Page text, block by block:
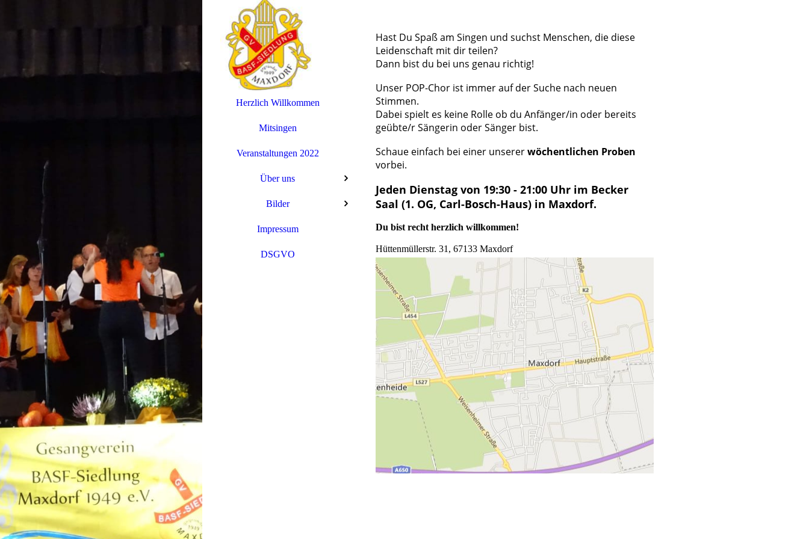
Herzlich Willkommen
Mitsingen
Veranstaltungen 2022
Über uns
Bilder
Impressum
DSGVO
Hast Du Spaß am Singen und suchst Menschen, die diese
Leidenschaft mit dir teilen?
Dann bist du bei uns genau richtig!
Unser POP-Chor ist immer auf der Suche nach neuen
Stimmen.
Dabei spielt es keine Rolle ob du Anfänger/in oder bereits
geübte/r Sängerin oder Sänger bist.
Schaue einfach bei einer unsererwöchentlichen Proben
vorbei.
Jeden Dienstag von 19:30 - 21:00 Uhr im Becker
Saal (1. OG, Carl-Bosch-Haus) in Maxdorf.
Du bist recht herzlich willkommen!
Hüttenmüllerstr. 31, 67133 Maxdorf